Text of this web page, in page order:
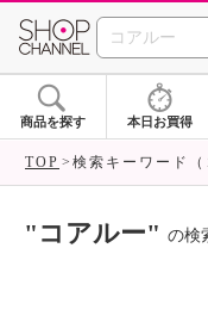
商品を探す 本日お買得
TOP 検索キーワード（
"コアルー" の検